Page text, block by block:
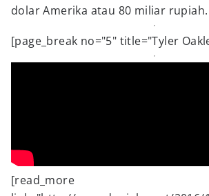
dolar Amerika atau 80 miliar rupiah.
[page_break no="5" title="Tyler
[read_more